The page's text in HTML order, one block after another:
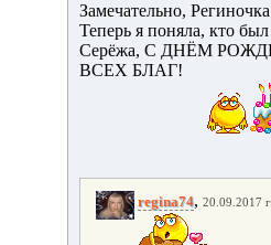
Замечательно,
Теперь я поняла, кто
Серёжа, С ДНЁМ
ВСЕХ БЛАГ!
regina74, 20.09.2017